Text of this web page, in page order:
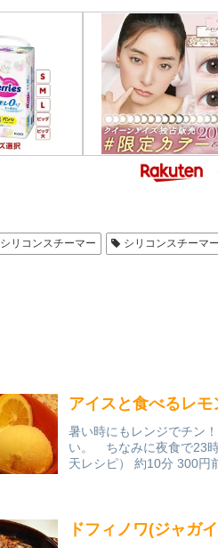
シリコンスチーマー シリコンスチーマ
アイスと食べるレ
暑い時にもレンジでチン
い。 ちなみに夜食で23
天レシピ） 約10分 300円
ドフィノワ(ジャガ